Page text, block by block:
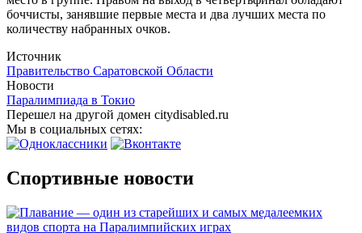
боччисты, занявшие первые места и два лучших места по
количеству набранных очков.
Источник
Правительство Саратовской Области
Новости
Паралимпиада в Токио
Перешел на другой домен citydisabled.ru
Мы в социальных сетях:
Спортивные новости